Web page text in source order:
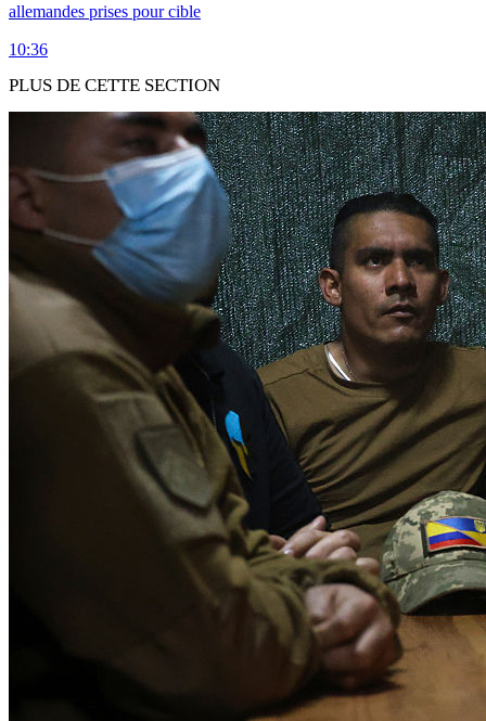
allemandes prises pour cible
10:36
PLUS DE CETTE SECTION